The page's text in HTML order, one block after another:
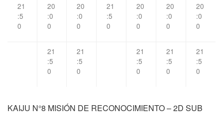
21
:5
0
20
:0
0
20
:0
0
21
:5
0
20
:0
0
20
:0
0
20
:0
0
21
:5
0
21
:5
0
21
:5
0
21
:5
0
21
:5
0
KAIJU N°8 MISIÓN DE RECONOCIMIENTO – 2D SUB